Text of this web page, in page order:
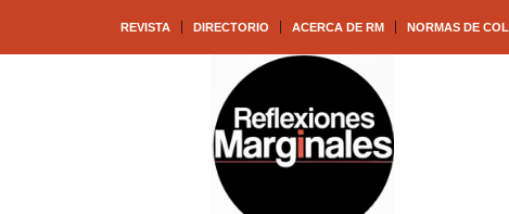
REVISTA DIRECTORIO ACERCA DE RM NORMAS DE